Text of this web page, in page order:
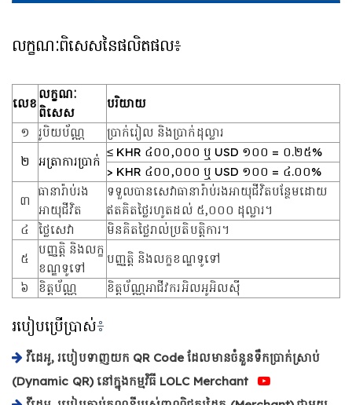
លក្ខណៈពិសេសនៃផលិតផល៖
លេខ
លក្ខណៈ
ពិសេស
បរិយាយ
១
រូបិយប័ណ្ណ
ប្រាក់រៀល និងប្រាក់ដុល្លារ
២
អត្រាការប្រាក់
≤ KHR ៤០០,០០០ ឬ USD ១០០ = ០.២៥%
> KHR ៤០០,០០០ ឬ USD ១០០ = ៤.០០%
៣
ធានារ៉ាប់រង
អាយុជីវិត
ទទួលបានសេវាធានារ៉ាប់រងអាយុជីវិតបន្ថែមដោយ
ឥតគិតថ្លៃរហូតដល់ ៥,០០០ ដុល្លារ។
៤
ថ្លៃសេវា
មិនគិតថ្លៃរាល់ប្រតិបត្តិការ។
៥
បញ្ញត្តិ និងលក្ខ
ខណ្ឌទូទៅ
បញ្ញត្តិ និងលក្ខខណ្ឌទូទៅ
៦
ខិត្តប័ណ្ណ ខិត្តប័ណ្ណអាជីវករអិលអូអិលស៊ី
របៀបប្រើប្រាស់៖
វីដេអូ, របៀបទាញយក QR Code ដែលមានចំនួនទឹកប្រាក់ស្រាប់
(Dynamic QR) នៅក្នុងកម្មវិធី LOLC Merchant